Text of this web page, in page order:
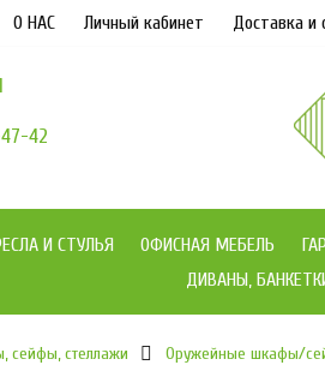
О НАС Личный кабинет Доставка и
42
И СТУЛЬЯ ОФИСНАЯ МЕБЕЛЬ
ДИВАНЫ,
сейфы, стеллажи Оружейные шкафы/